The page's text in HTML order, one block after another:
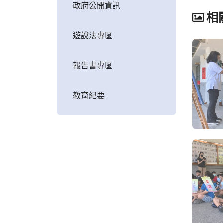
政府公開資訊
遊說法專區
報告書專區
教育紀要
相